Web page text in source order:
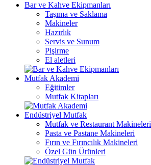
Bar ve Kahve Ekipmanları
Taşıma ve Saklama
Makineler
Hazırlık
Servis ve Sunum
Pişirme
El aletleri
Mutfak Akademi
Eğitimler
Mutfak Kitapları
Endüstriyel Mutfak
Mutfak ve Restaurant Makineleri
Pasta ve Pastane Makineleri
Fırın ve Fırıncılık Makineleri
Özel Gün Ürünleri